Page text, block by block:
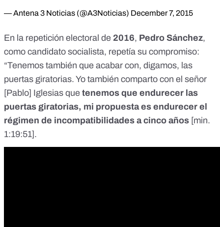
— Antena 3 Noticias (@A3Noticias) December 7, 2015
En la repetición electoral de 2016, Pedro Sánchez,
como candidato socialista, repetía su compromiso:
“Tenemos también que acabar con, digamos, las
puertas giratorias. Yo también comparto con el señor
[Pablo] Iglesias que tenemos que endurecer las
puertas giratorias, mi propuesta es endurecer el
régimen de incompatibilidades a cinco años [min.
1:19:51].